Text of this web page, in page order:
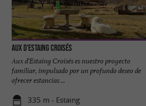
Aux d'Estaing Croisés
Aux d'Estaing Croisés es nuestro proyecto
familiar, impulsado por un profundo deseo de
ofrecer estancias ...
335 m - Estaing